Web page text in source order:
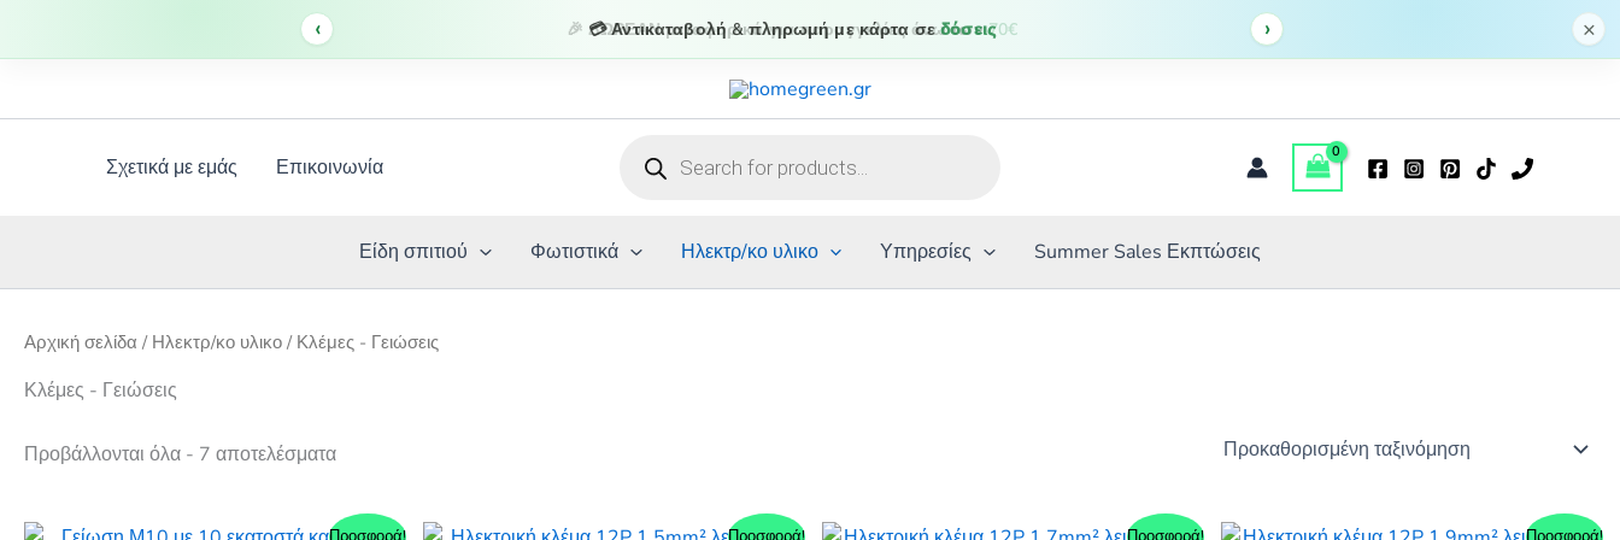
‹ 💳 Αντικαταβολή & πληρωμή με κάρτα σεδόσεις › ×
Σχετικά με εμάς
Επικοινωνία
search
Είδη σπιτιού Φωτιστικά Ηλεκτρ/κο υλικο Υπηρεσίες Summer Sales Εκπτώσεις
Αρχική σελίδα / Ηλεκτρ/κο υλικο / Κλέμες - Γειώσεις
Κλέμες - Γειώσεις
Προβάλλονται όλα - 7 αποτελέσματα